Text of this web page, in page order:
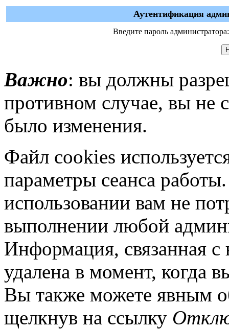
Аутентификация
Введите пароль администратора:
Важно: вы должны
противном случае, вы не
было изменения.
Файл cookies
параметры сеанса
использовании вам не
выполнении любой
Информация, связанная
удалена в момент, когда
Вы также можете явным
щелкнув на ссылку